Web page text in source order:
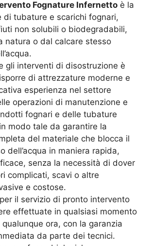
Fognature Infernetto è la
di tubature e scarichi fognari,
non solubili o biodegradabili,
natura o dal calcare stesso
gli interventi di disostruzione è
di attrezzature moderne e
esperienza nel settore
operazioni di manutenzione e
fognari e delle tubature
modo tale da garantire la
del materiale che blocca il
dell’acqua in maniera rapida,
senza la necessità di dover
complicati, scavi o altre
e costose.
il servizio di pronto intervento
effettuate in qualsiasi momento
qualunque ora, con la garanzia
da parte dei tecnici.